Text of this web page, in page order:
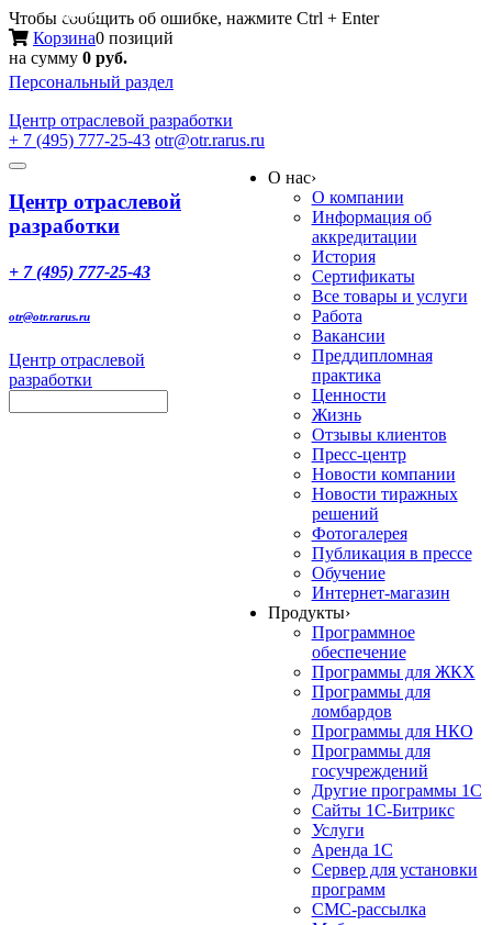
Чтобы сообщить об ошибке, нажмите Ctrl + Enter
Корзина0 позиций
на сумму 0 руб.
Персональный раздел
Центр отраслевой разработки
+ 7 (495) 777-25-43 otr@otr.rarus.ru
Toggle
Меню
Центр отраслевой
разработки
+ 7 (495) 777-25-43
otr@otr.rarus.ru
Центр отраслевой
разработки
О нас›
О компании
Информация об
аккредитации
История
Сертификаты
Все товары и услуги
Работа
Вакансии
Преддипломная
практика
Ценности
Жизнь
Отзывы клиентов
Пресс-центр
Новости компании
Новости тиражных
решений
Фотогалерея
Публикация в прессе
Обучение
Интернет-магазин
Продукты›
Программное
обеспечение
Программы для ЖКХ
Программы для
ломбардов
Программы для НКО
Программы для
госучреждений
Другие программы 1С
Сайты 1С-Битрикс
Услуги
Аренда 1С
Сервер для установки
программ
СМС-рассылка